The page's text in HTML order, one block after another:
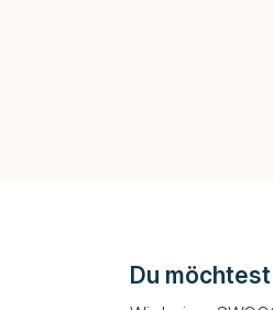
Du